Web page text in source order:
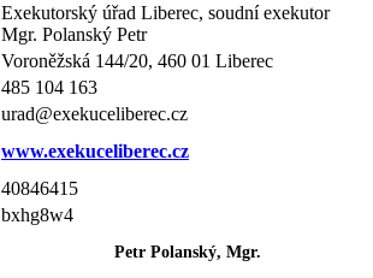
Exekutorský úřad Liberec, soudní exekutor
Mgr. Polanský Petr
Voroněžská 144/20, 460 01 Liberec
485 104 163
urad@exekuceliberec.cz
www.exekuceliberec.cz
40846415
bxhg8w4
Petr Polanský, Mgr.